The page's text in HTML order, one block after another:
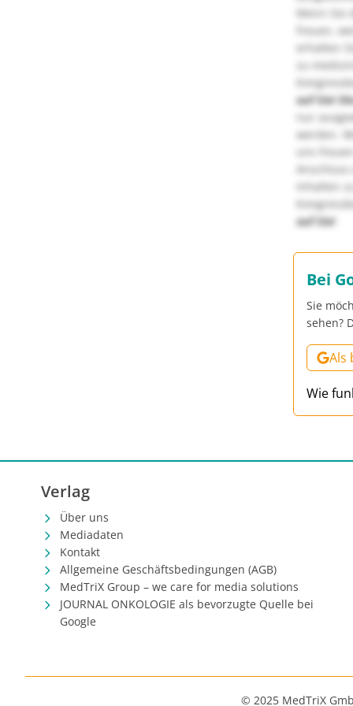
Wenn
freuen,
erhalten
zu
auf Sie!
nur
werden.
uns
Inhalten
auf Sie!
Bei
Sie
sehen?
Als
Wie
Verlag
Über uns
Mediadaten
Kontakt
Allgemeine Geschäftsbedingungen (AGB)
MedTriX Group – we care for media solutions
JOURNAL ONKOLOGIE als bevorzugte Quelle bei
Google
© 2025 MedTriX